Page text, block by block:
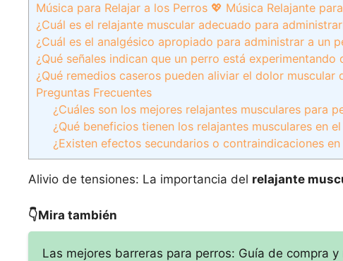
Música para Relajar a los Perros 💖 Música Relajante
¿Cuál es el relajante muscular adecuado para
¿Cuál es el analgésico apropiado para administrar a un
¿Qué señales indican que un perro está experimentando
¿Qué remedios caseros pueden aliviar el dolor muscular
Preguntas Frecuentes
¿Cuáles son los mejores relajantes musculares para
¿Qué beneficios tienen los relajantes musculares en
¿Existen efectos secundarios o contraindicaciones
Alivio de tensiones: La importancia del relajante
👇Mira también
Las mejores barreras para perros: Guía de compra